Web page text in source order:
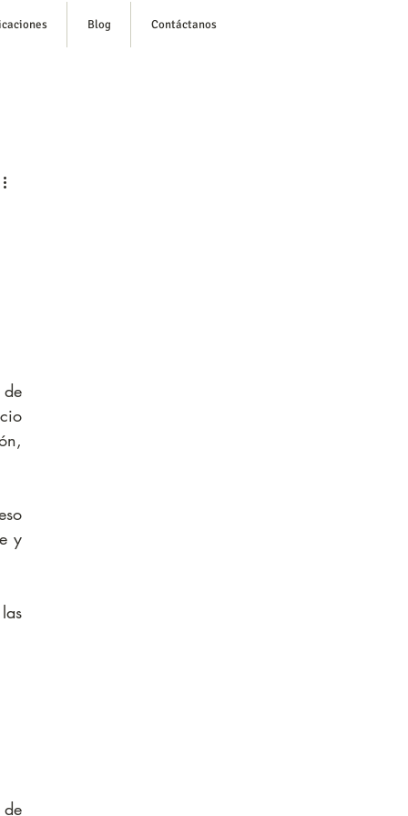
Blog Contáctanos
y